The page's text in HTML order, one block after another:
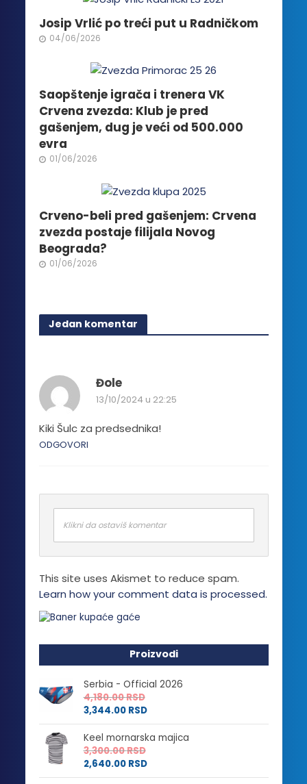
mogu
biti
izabrane
stranici
Josip Vrlić po treći put u Radničkom
04/06/2026
Saopštenje igrača i trenera VK
Crvena zvezda: Klub je pred
gašenjem, dug je veći od 500.000
evra
01/06/2026
Crveno-beli pred gašenjem: Crvena
zvezda postaje filijala Novog
Beograda?
01/06/2026
Jedan komentar
Đole
13/10/2024 u 22:25
Kiki Šulc za predsednika!
ODGOVORI
Klikni da ostaviš komentar
This site uses Akismet to reduce spam.
Learn how your comment data is processed.
Proizvodi
Serbia - Official 2026
4,180.00RSD
3,344.00 RSD
Keel mornarska majica
3,300.00RSD
2,640.00 RSD